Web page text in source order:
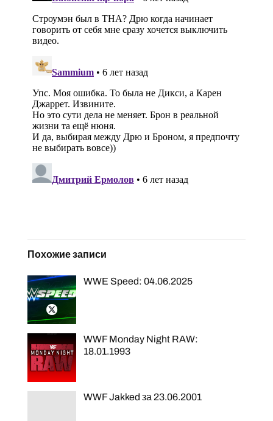
Похожие записи
WWE Speed: 04.06.2025
WWF Monday Night RAW:
18.01.1993
WWF Jakked за 23.06.2001